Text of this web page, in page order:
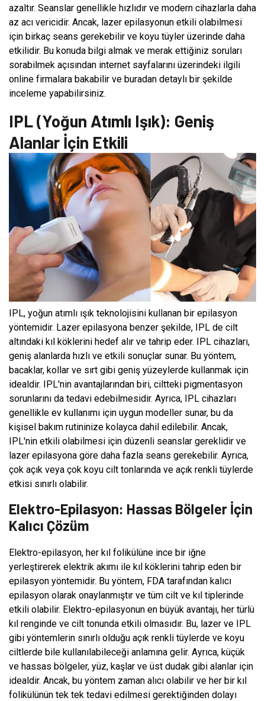
azaltır. Seanslar genellikle hızlıdır ve modern cihazlarla daha
az acı vericidir. Ancak, lazer epilasyonun etkili olabilmesi
için birkaç seans gerekebilir ve koyu tüyler üzerinde daha
etkilidir. Bu konuda bilgi almak ve merak ettiğiniz soruları
sorabilmek açısından internet sayfalarını üzerindeki ilgili
online firmalara bakabilir ve buradan detaylı bir şekilde
inceleme yapabilirsiniz.
IPL (Yoğun Atımlı Işık): Geniş
Alanlar İçin Etkili
IPL, yoğun atımlı ışık teknolojisini kullanan bir epilasyon
yöntemidir. Lazer epilasyona benzer şekilde, IPL de cilt
altındaki kıl köklerini hedef alır ve tahrip eder. IPL cihazları,
geniş alanlarda hızlı ve etkili sonuçlar sunar. Bu yöntem,
bacaklar, kollar ve sırt gibi geniş yüzeylerde kullanmak için
idealdir. IPL'nin avantajlarından biri, ciltteki pigmentasyon
sorunlarını da tedavi edebilmesidir. Ayrıca, IPL cihazları
genellikle ev kullanımı için uygun modeller sunar, bu da
kişisel bakım rutininize kolayca dahil edilebilir. Ancak,
IPL'nin etkili olabilmesi için düzenli seanslar gereklidir ve
lazer epilasyona göre daha fazla seans gerekebilir. Ayrıca,
çok açık veya çok koyu cilt tonlarında ve açık renkli tüylerde
etkisi sınırlı olabilir.
Elektro-Epilasyon: Hassas Bölgeler İçin
Kalıcı Çözüm
Elektro-epilasyon, her kıl folikülüne ince bir iğne
yerleştirerek elektrik akımı ile kıl köklerini tahrip eden bir
epilasyon yöntemidir. Bu yöntem, FDA tarafından kalıcı
epilasyon olarak onaylanmıştır ve tüm cilt ve kıl tiplerinde
etkili olabilir. Elektro-epilasyonun en büyük avantajı, her türlü
kıl renginde ve cilt tonunda etkili olmasıdır. Bu, lazer ve IPL
gibi yöntemlerin sınırlı olduğu açık renkli tüylerde ve koyu
ciltlerde bile kullanılabileceği anlamına gelir. Ayrıca, küçük
ve hassas bölgeler, yüz, kaşlar ve üst dudak gibi alanlar için
idealdir. Ancak, bu yöntem zaman alıcı olabilir ve her bir kıl
folikülünün tek tek tedavi edilmesi gerektiğinden dolayı